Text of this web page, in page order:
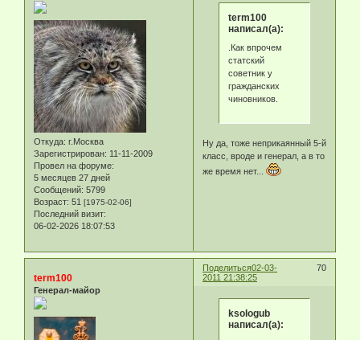
Откуда: г.Москва
Зарегистрирован: 11-11-2009
Провел на форуме:
5 месяцев 27 дней
Сообщений: 5799
Возраст: 51 [1975-02-06]
Последний визит:
06-02-2026 18:07:53
term100
написал(а):
.Как впрочем
статский
советник у
гражданских
чиновников.
Ну да, тоже неприкаянный 5-й
класс, вроде и генерал, а в то
же время нет...
Поделиться 70
02-03-
2011 21:38:25
term100
Генерал-майор
ksologub
написал(а):